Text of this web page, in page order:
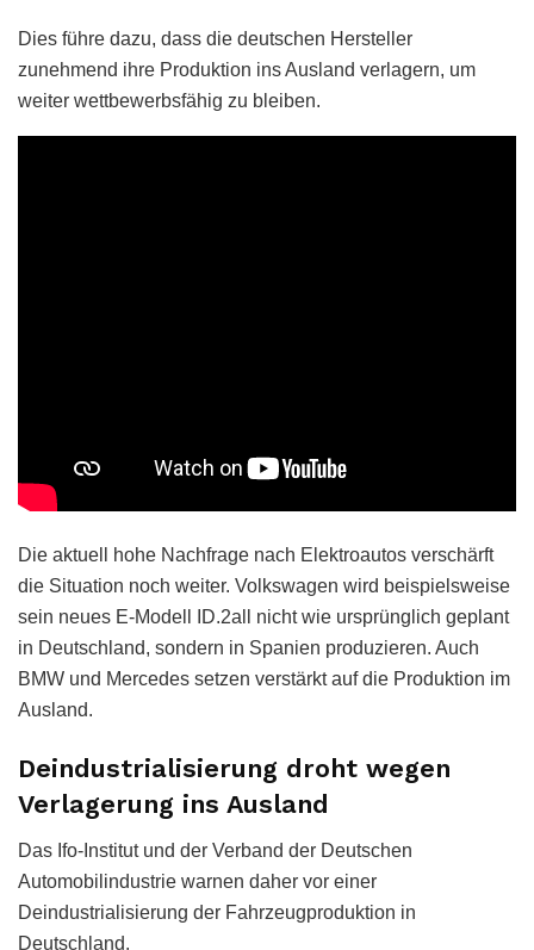
Dies führe dazu, dass die deutschen Hersteller
zunehmend ihre Produktion ins Ausland verlagern, um
weiter wettbewerbsfähig zu bleiben.
Die aktuell hohe Nachfrage nach Elektroautos verschärft
die Situation noch weiter. Volkswagen wird beispielsweise
sein neues E-Modell ID.2all nicht wie ursprünglich geplant
in Deutschland, sondern in Spanien produzieren. Auch
BMW und Mercedes setzen verstärkt auf die Produktion im
Ausland.
Deindustrialisierung droht wegen
Verlagerung ins Ausland
Das Ifo-Institut und der Verband der Deutschen
Automobilindustrie warnen daher vor einer
Deindustrialisierung der Fahrzeugproduktion in
Deutschland.